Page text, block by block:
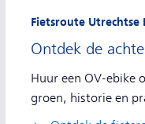
Ontdek de
Fietsroute Utrechtse
Huur een OV-ebike
groen, historie en